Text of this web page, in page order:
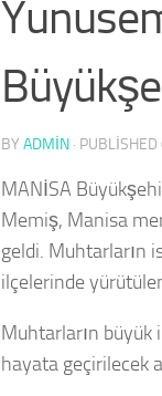
BY ADMIN · PUBLISHED
MANİSA
Memiş, Manisa
geldi. Muhtarların
ilçelerinde
Muhtarların büyük
hayata geçirilecek